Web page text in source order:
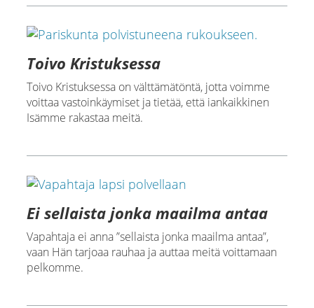
Toivo Kristuksessa
Toivo Kristuksessa on välttämätöntä, jotta voimme
voittaa vastoinkäymiset ja tietää, että iankaikkinen
Isämme rakastaa meitä.
Ei sellaista jonka maailma antaa
Vapahtaja ei anna ”sellaista jonka maailma antaa”,
vaan Hän tarjoaa rauhaa ja auttaa meitä voittamaan
pelkomme.